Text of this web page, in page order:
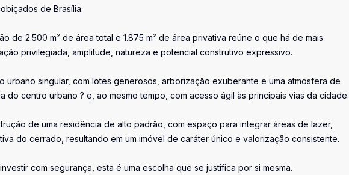
de Brasília.
de 2.500 m² de área total e 1.875 m² de área privativa reúne o que há de mais
privilegiada, amplitude, natureza e potencial construtivo expressivo.
urbano singular, com lotes generosos, arborização exuberante e uma atmosfera de
do centro urbano ? e, ao mesmo tempo, com acesso ágil às principais vias da cidade.
de uma residência de alto padrão, com espaço para integrar áreas de lazer,
do cerrado, resultando em um imóvel de caráter único e valorização consistente.
com segurança, esta é uma escolha que se justifica por si mesma.